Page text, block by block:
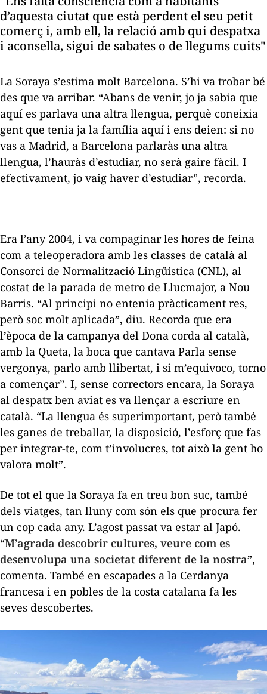
d’aquesta ciutat que està perdent el seu petit
comerç i, amb ell, la relació amb qui despatxa
i aconsella, sigui de sabates o de llegums cuits"
La Soraya s’estima molt Barcelona. S’hi va trobar bé
des que va arribar. “Abans de venir, jo ja sabia que
aquí es parlava una altra llengua, perquè coneixia
gent que tenia ja la família aquí i ens deien: si no
vas a Madrid, a Barcelona parlaràs una altra
llengua, l’hauràs d’estudiar, no serà gaire fàcil. I
efectivament, jo vaig haver d’estudiar”, recorda.
Era l’any 2004, i va compaginar les hores de feina
com a teleoperadora amb les classes de català al
Consorci de Normalització Lingüística (CNL), al
costat de la parada de metro de Llucmajor, a Nou
Barris. “Al principi no entenia pràcticament res,
però soc molt aplicada”, diu. Recorda que era
l’època de la campanya del Dona corda al català,
amb la Queta, la boca que cantava Parla sense
vergonya, parlo amb llibertat, i si m’equivoco, torno
a començar”. I, sense correctors encara, la Soraya
al despatx ben aviat es va llençar a escriure en
català. “La llengua és superimportant, però també
les ganes de treballar, la disposició, l’esforç que fas
per integrar-te, com t’involucres, tot això la gent ho
valora molt”.
De tot el que la Soraya fa en treu bon suc, també
dels viatges, tan lluny com són els que procura fer
un cop cada any. L’agost passat va estar al Japó.
“M’agrada descobrir cultures, veure com es
desenvolupa una societat diferent de la nostra”,
comenta. També en escapades a la Cerdanya
francesa i en pobles de la costa catalana fa les
seves descobertes.